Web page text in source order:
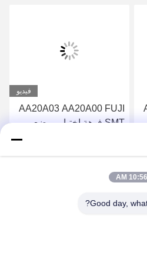
فيديو
AA20A03 AA20A00 FUJI
SMT فوهة اختيار ووضع
10:56 AM
Good day,